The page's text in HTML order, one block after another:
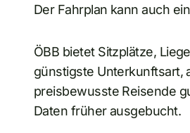
Der Fahrplan kann auch
ÖBB bietet Sitzplätze,
günstigste Unterkunftsart,
preisbewusste Reisende
Daten früher ausgebucht.